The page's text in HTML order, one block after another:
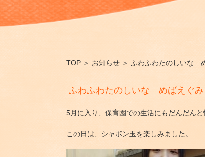
TOP ＞ お知らせ ＞ ふわふわたのしいな
ふわふわたのしいな めばえぐみ
5月に入り、保育園での生活にもだんだん
この日は、シャボン玉を楽しみました。